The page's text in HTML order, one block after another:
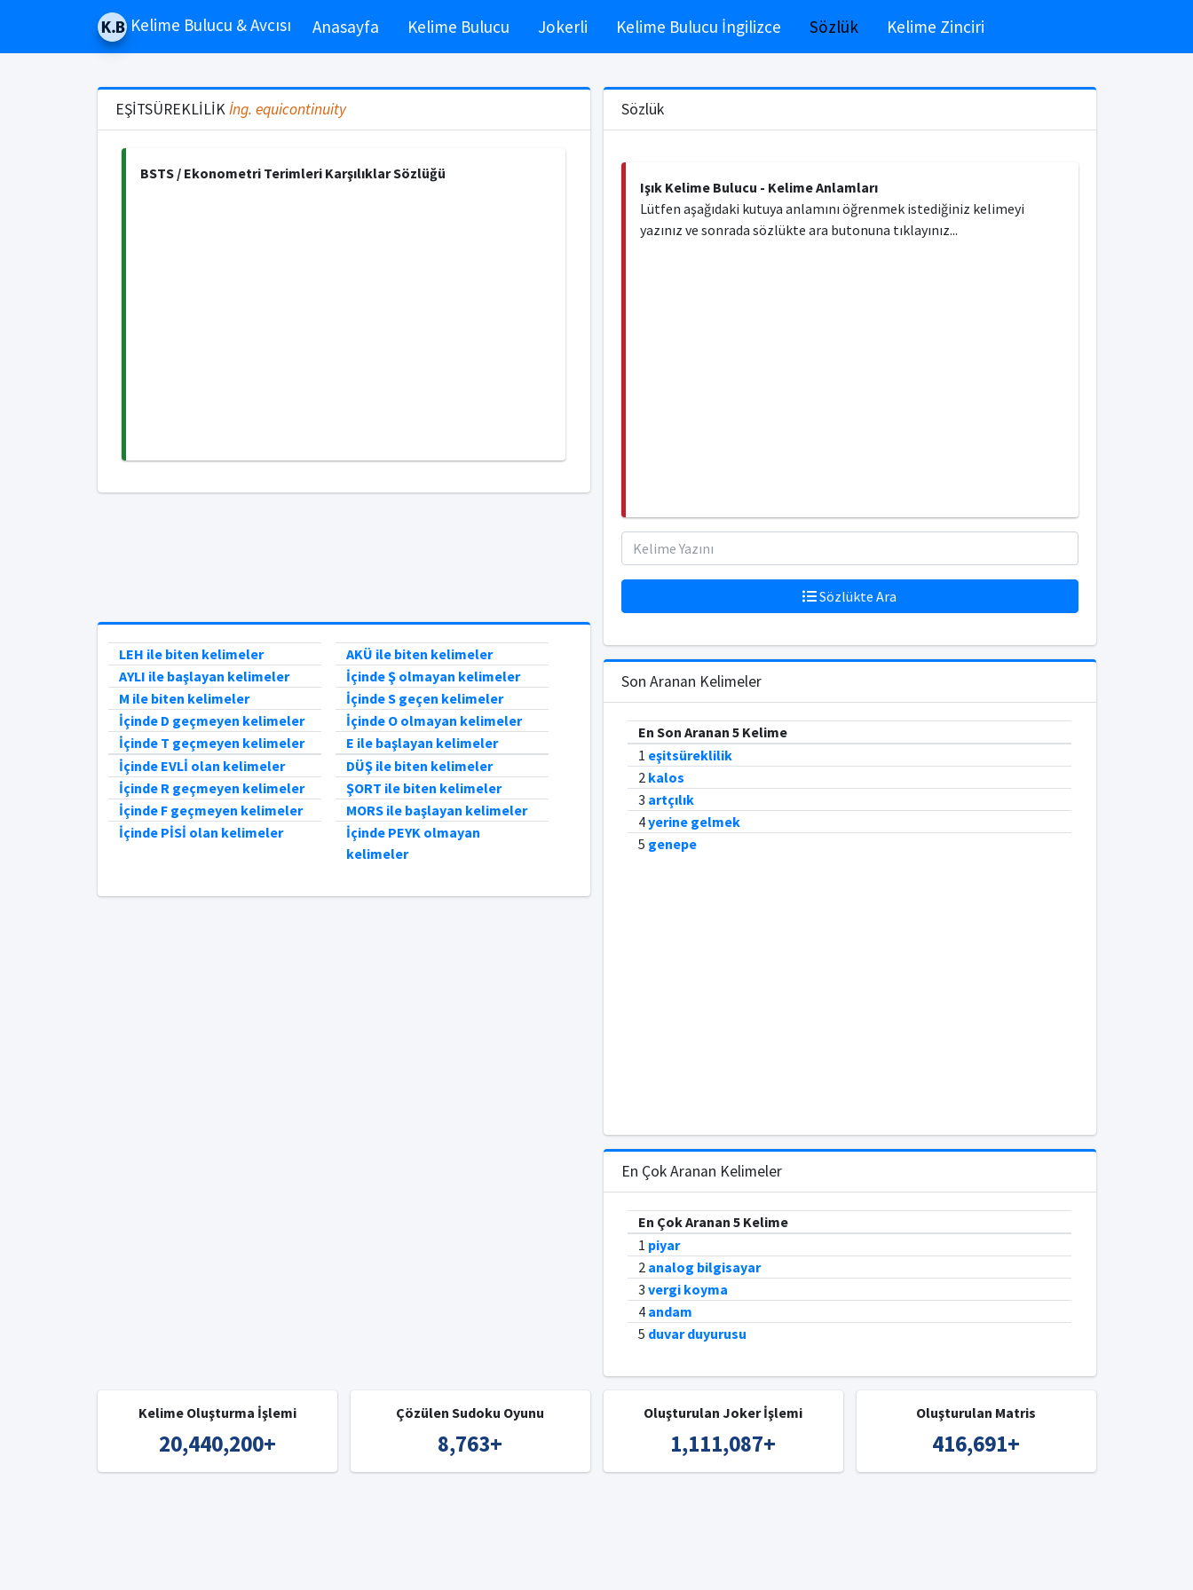
Kelime Bulucu & Avcısı Anasayfa Kelime Bulucu Jokerli Kelime Bulucu İngilizce Sözlük Kelime Zinciri
EŞİTSÜREKLİLİKİng. equicontinuity
BSTS / Ekonometri Terimleri Karşılıklar Sözlüğü
LEH ile biten kelimeler
AYLI ile başlayan kelimeler
M ile biten kelimeler
İçinde D geçmeyen kelimeler
İçinde T geçmeyen kelimeler
İçinde EVLİ olan kelimeler
İçinde R geçmeyen kelimeler
İçinde F geçmeyen kelimeler
İçinde PİSİ olan kelimeler
AKÜ ile biten kelimeler
İçinde Ş olmayan kelimeler
İçinde S geçen kelimeler
İçinde O olmayan kelimeler
E ile başlayan kelimeler
DÜŞ ile biten kelimeler
ŞORT ile biten kelimeler
MORS ile başlayan kelimeler
İçinde PEYK olmayan
kelimeler
Sözlük
Işık Kelime Bulucu - Kelime Anlamları
Lütfen aşağıdaki kutuya anlamını öğrenmek istediğiniz kelimeyi
yazınız ve sonrada sözlükte ara butonuna tıklayınız...
Sözlükte Ara
Son Aranan Kelimeler
En Son Aranan 5 Kelime
1 eşitsüreklilik
2 kalos
3 artçılık
4yerine gelmek
5 genepe
En Çok Aranan Kelimeler
En Çok Aranan 5 Kelime
1 piyar
2 analog bilgisayar
3 vergi koyma
4 andam
5 duvar duyurusu
Kelime Oluşturma İşlemi
20,440,200+
Çözülen Sudoku Oyunu
8,763+
Oluşturulan Joker İşlemi
1,111,087+
Oluşturulan Matris
416,691+